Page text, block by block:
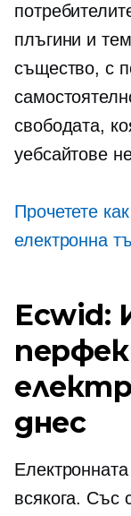
плъгини и
същество, с
свободата,
уебсайтове
Прочетете
електронна
Ecwid:
днес
всякога. Със